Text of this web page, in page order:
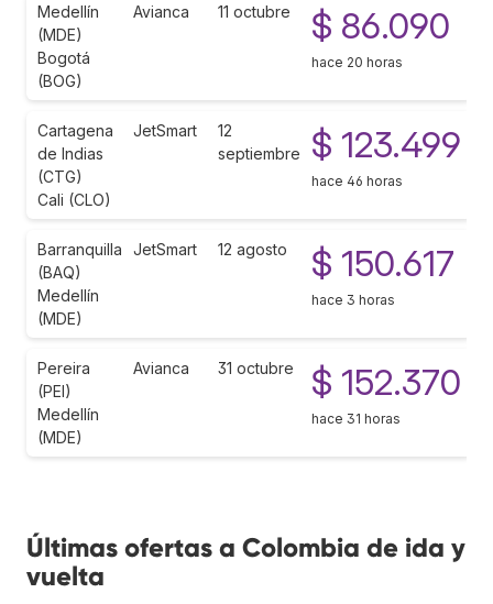
Medellín
(MDE)
Bogotá
(BOG)
Avianca 11 octubre $ 86.090
hace 20 horas
Cartagena
de Indias
(CTG)
Cali (CLO)
JetSmart
12
septiembre
$ 123.499
hace 46 horas
Barranquilla
(BAQ)
Medellín
(MDE)
JetSmart 12 agosto $ 150.617
hace 3 horas
Pereira
(PEI)
Medellín
(MDE)
Avianca 31 octubre $ 152.370
hace 31 horas
Últimas ofertas a Colombia de ida y
vuelta